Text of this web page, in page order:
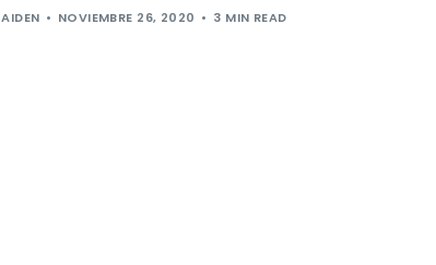
AIDEN NOVIEMBRE 26, 2020 3 MIN READ